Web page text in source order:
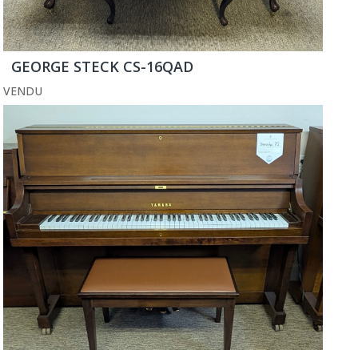
GEORGE STECK CS-16QAD
VENDU